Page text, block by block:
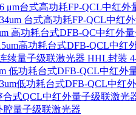
μm台式高功耗FP-QCL中红
台式高功耗FP-QCL中红
高功耗台式DFB-QC中红外
高功耗台式DFB-QCL中红
续量子级联激光器 HHL封装
低功耗台式DFB-QCL中红外
低功耗台式DFB-QCL中红
合式QCL中红外量子级联激光
量子级联激光器